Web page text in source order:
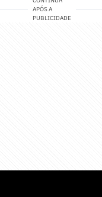
APÓS A
PUBLICIDADE